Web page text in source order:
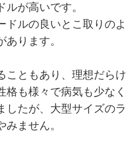
が高いです。
ドルの良いとこ取りのよ
ります。
こともあり、理想だらけ
格も様々で病気も少なく
したが、大型サイズのラ
ません。